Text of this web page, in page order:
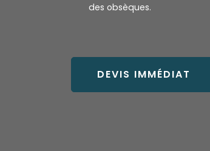
des obsèques.
DEVIS IMMÉDIAT